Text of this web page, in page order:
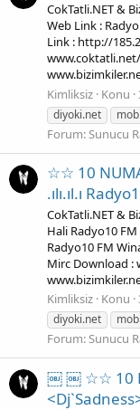
CokTatli.NET &
Web Link :
Link : http://
Kimliksiz Konu
diyoki.net
Forum: Sunucu
☆☆ 10
.ılı.ıl.ı
CokTatli.NET &
Hali Radyo10
Radyo10 FM
Mirc Download :
Kimliksiz Konu
diyoki.net
Forum:Sunucu
￼ ￼ ☆☆ 10